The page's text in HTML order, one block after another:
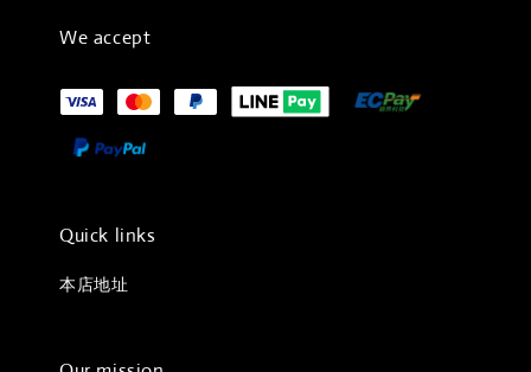
We accept
Quick links
本店地址